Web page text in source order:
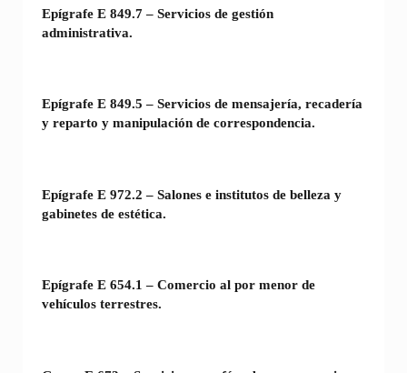
Epígrafe E 849.7 – Servicios de gestión
administrativa.
Epígrafe E 849.5 – Servicios de mensajería, recadería
y reparto y manipulación de correspondencia.
Epígrafe E 972.2 – Salones e institutos de belleza y
gabinetes de estética.
Epígrafe E 654.1 – Comercio al por menor de
vehículos terrestres.